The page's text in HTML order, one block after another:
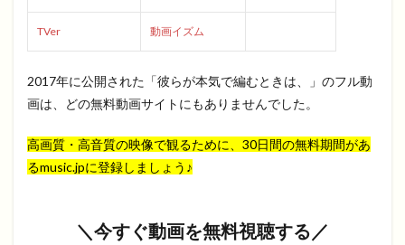
TVer 動画イズム
2017年に公開された「彼らが本気で編むときは、」のフル動
画は、どの無料動画サイトにもありませんでした。
高画質・高音質の映像で観るために、30日間の無料期間があ
るmusic.jpに登録しましょう♪
＼今すぐ動画を無料視聴する／